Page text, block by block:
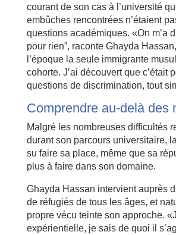
courant de son cas à l’université
embûches rencontrées n’étaient
questions académiques. «On m’a
pour rien”, raconte Ghayda
l’époque la seule immigrante
cohorte. J’ai découvert que c’était
questions de discrimination, tout
Comprendre au-delà des
Malgré les nombreuses difficultés
durant son parcours universitaire,
su faire sa place, même que sa
plus à faire dans son domaine.
Ghayda Hassan intervient auprès
de réfugiés de tous les âges, et
propre vécu teinte son approche.
expérientielle, je sais de quoi il